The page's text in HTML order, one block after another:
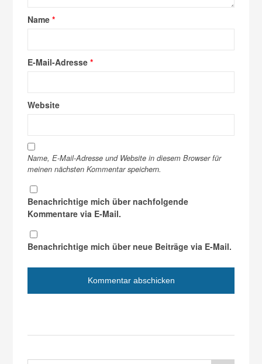
Name*
E-Mail-Adresse*
Website
Name, E-Mail-Adresse und Website in diesem Browser für
meinen nächsten Kommentar speichern.
Benachrichtige mich über nachfolgende
Kommentare via E-Mail.
Benachrichtige mich über neue Beiträge via E-Mail.